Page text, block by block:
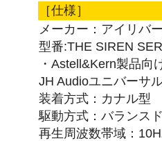
［仕様］
メーカー：アイリバ
型番:THE SIREN
・Astell&Kern製品向
JH Audioユニバーサ
装着方式：カナル型
駆動方式：バランス
再生周波数帯域：